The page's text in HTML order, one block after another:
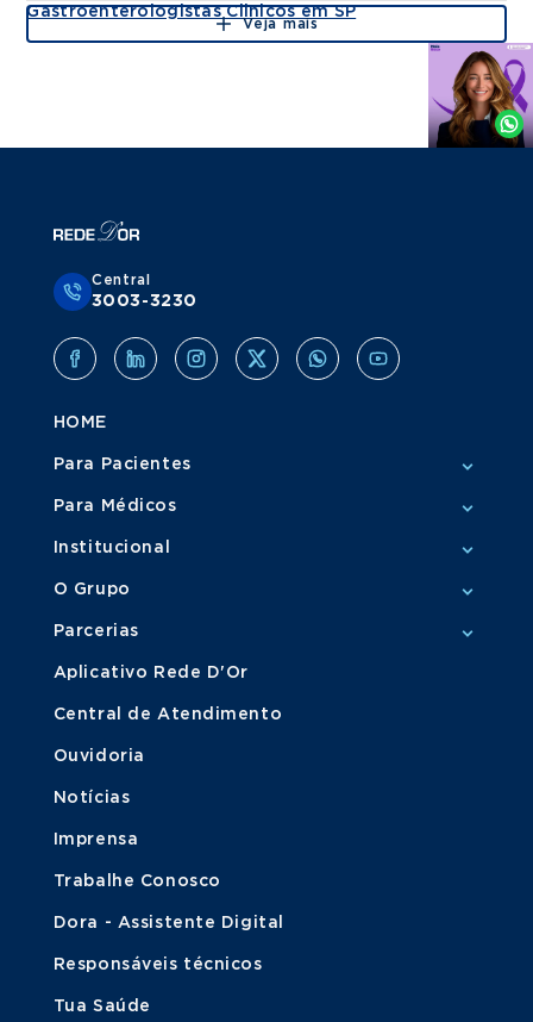
Gastroenterologistas Clinicos em SP
Veja mais
Agende
Whatsapp
Central
3003-3230
HOME
Para Pacientes
Para Médicos
Institucional
O Grupo
Parcerias
Aplicativo Rede D'Or
Central de Atendimento
Ouvidoria
Notícias
Imprensa
Trabalhe Conosco
Dora - Assistente Digital
Responsáveis técnicos
Tua Saúde